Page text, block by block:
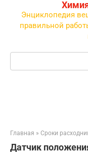
Энциклопедия
правильной
Поиск:
Главная » Сроки
Датчик